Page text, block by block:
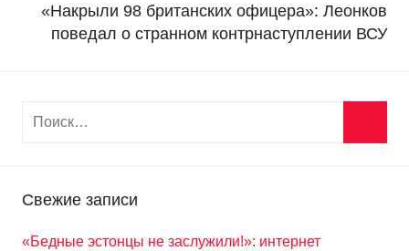
«Накрыли 98 британских офицера»: Леонков
поведал о странном контрнаступлении ВСУ
Свежие записи
«Бедные эстонцы не заслужили!»: интернет